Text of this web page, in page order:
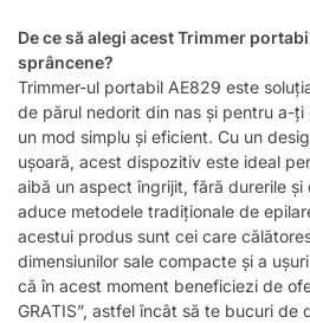
De ce să alegi acest Trimmer
sprâncene?
Trimmer-ul portabil AE829 este
de părul nedorit din nas și pentru a-
un mod simplu și eficient. Cu un
ușoară, acest dispozitiv este ideal
aibă un aspect îngrijit, fără durerile
aduce metodele tradiționale de
acestui produs sunt cei care
dimensiunilor sale compacte și a
că în acest moment beneficiezi de
GRATIS”, astfel încât să te bucuri de